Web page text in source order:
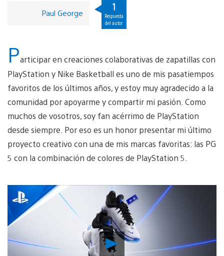
Paul George
1
Respuesta
del autor
Participar en creaciones colaborativas de zapatillas con
PlayStation y Nike Basketball es uno de mis pasatiempos
favoritos de los últimos años, y estoy muy agradecido a la
comunidad por apoyarme y compartir mi pasión. Como
muchos de vosotros, soy fan acérrimo de PlayStation
desde siempre. Por eso es un honor presentar mi último
proyecto creativo con una de mis marcas favoritas: las PG
5 con la combinación de colores de PlayStation 5.
Reproducir
vídeo